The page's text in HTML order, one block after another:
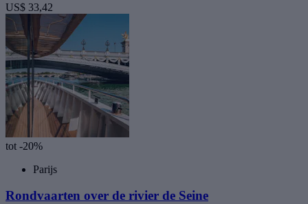
US$ 33,42
tot -20%
Parijs
Rondvaarten over de rivier de Seine